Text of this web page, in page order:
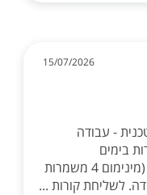
15/07/2026
- עבודה
בימים
ראשון-שבת. מתאים גם לסטודנטים (מינימום 4 משמרות
לשליחת קורות ...